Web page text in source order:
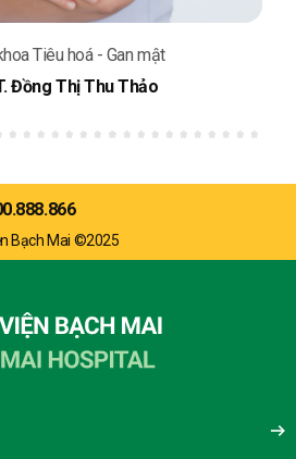
Tiêu hoá - Gan mật
Đồng Thị Thu Thảo
Bạch Mai ©2025